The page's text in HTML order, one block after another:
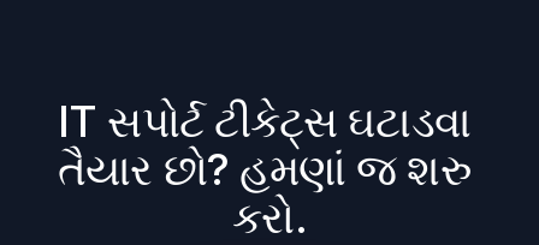
IT સપોર્ટ ટીકેટ્સ ઘટાડવા
તૈયાર છો? હમણાં જ શરુ
કરો.